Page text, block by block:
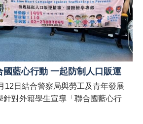
施宣導？】 申請窗口： (一)勞青處：
聘僱單位及仲介公司職員為宣導對象
037-559245。 (二)警察局：受理外籍
宣導對象之申請。聯絡電話：037-
：受理以外籍漁工、其聘僱單位及仲
之申請。聯絡電話：037-559763。
宣導團 #防制人口販運藍心行動
#苗栗縣政府防制人口販運
#LINE官方帳號貓裏捍衛藍心
ti/p/@122wszsv
國藍心行動 一起防制人口販運
12日結合警察局與勞工及青年發展
針對外籍學生宣導「聯合國藍心行
檢舉專線」、「反詐騙」以及「人